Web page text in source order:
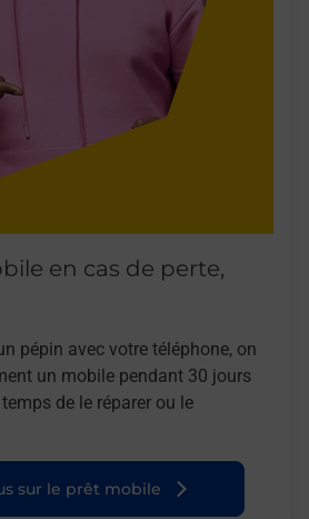
en cas de perte,
pépin avec votre téléphone, on
un mobile pendant 30 jours
de le réparer ou le
sur le prêt mobile